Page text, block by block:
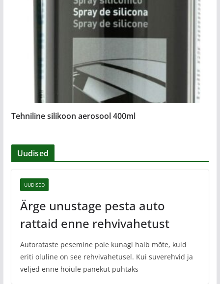
Tehniline silikoon aerosool 400ml
Uudised
UUDISED
Ärge unustage pesta auto
rattaid enne rehvivahetust
Autorataste pesemine pole kunagi halb mõte, kuid
eriti oluline on see rehvivahetusel. Kui suverehvid ja
veljed enne hoiule panekut puhtaks